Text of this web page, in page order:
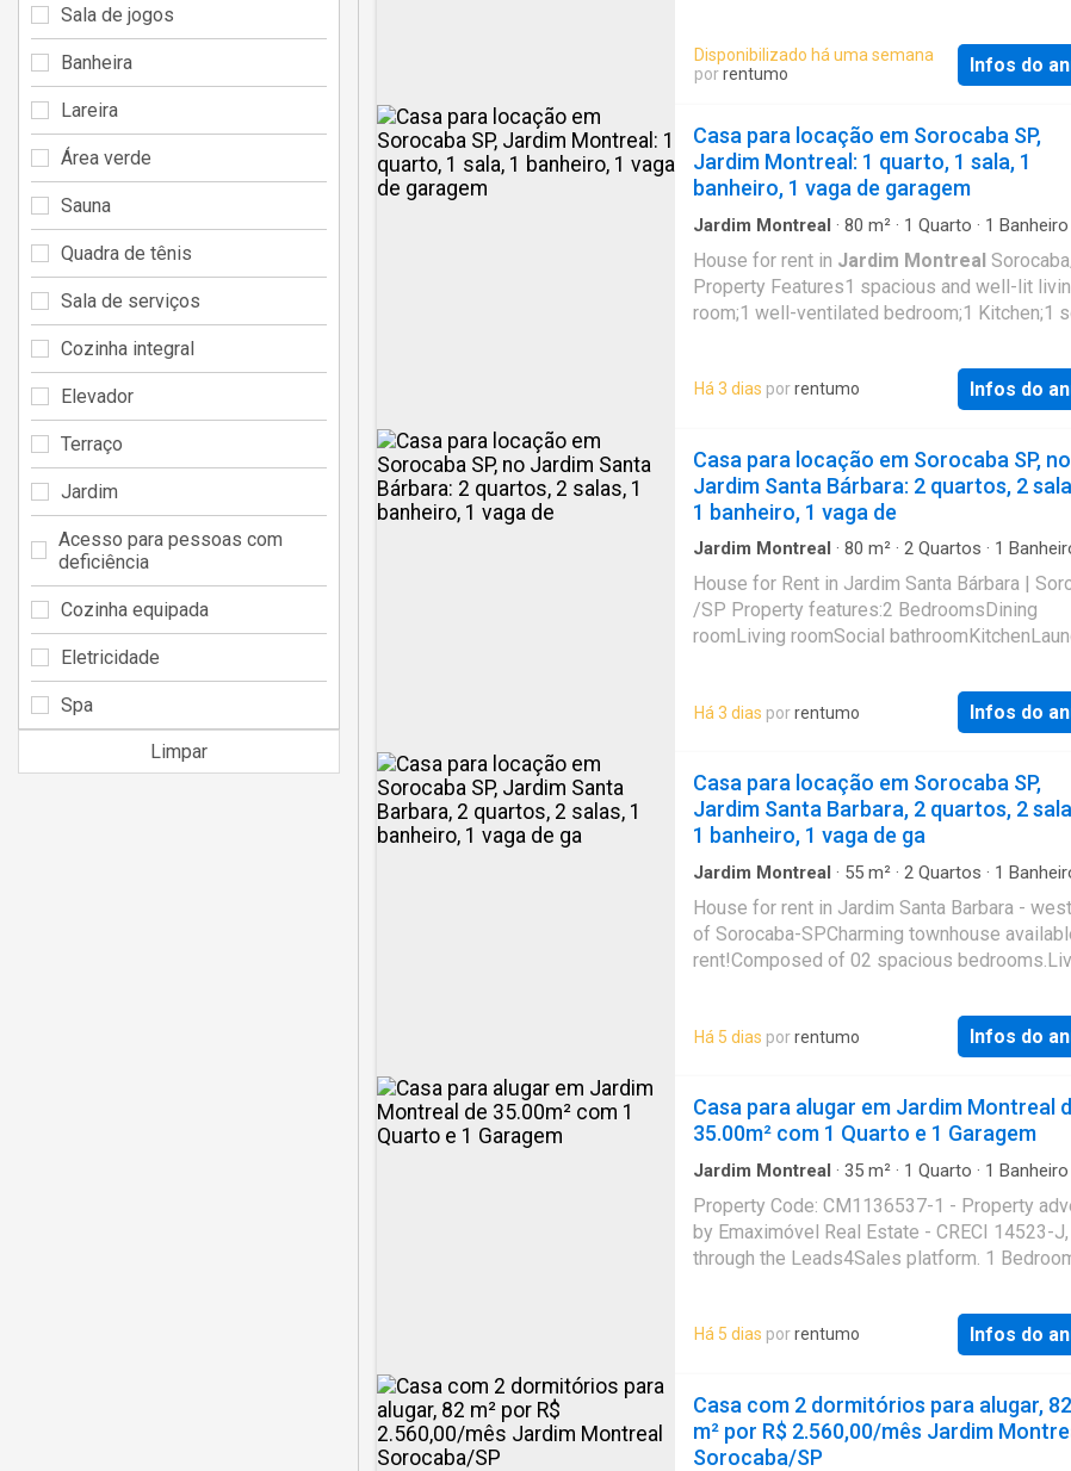
kitchen, lavatory, service area, and backyard.
Disponibilizado há uma semana
porrentumo Infos do
Casa para locação em Sorocaba SP,
Jardim Montreal: 1 quarto, 1 sala, 1
banheiro, 1 vaga de garagem
Jardim Montreal · 80 m² · 1 Quarto · 1 Banheiro
House for rent in Jardim Montreal
Property Features1 spacious and well-lit
room;1 well-ventilated bedroom;1 Kitchen;1
Há 3 dias porrentumo Infos do
Casa para locação em Sorocaba SP, no
Jardim Santa Bárbara: 2 quartos, 2
1 banheiro, 1 vaga de
Jardim Montreal · 80 m² · 2 Quartos · 1
Garagem
House for Rent in Jardim Santa Bárbara |
/SP Property features:2 BedroomsDining
roomLiving roomSocial
Há 3 dias porrentumo Infos do
Casa para locação em Sorocaba SP,
Jardim Santa Barbara, 2 quartos, 2
1 banheiro, 1 vaga de ga
Jardim Montreal · 55 m² · 2 Quartos · 1
Garagem
House for rent in Jardim Santa Barbara -
of Sorocaba-SPCharming townhouse
rent!Composed of 02 spacious
Há 5 dias porrentumo Infos do
Casa para alugar em Jardim Montreal
35.00m² com 1 Quarto e 1 Garagem
Jardim Montreal · 35 m² · 1 Quarto · 1 Banheiro
Property Code: CM1136537-1 - Property
by Emaximóvel Real Estate - CRECI 14523-J,
through the Leads4Sales platform. 1
laundry area 1 covered parking space Loca
Há 5 dias porrentumo Infos do
Casa com 2 dormitórios para alugar, 82
m² por R$ 2.560,00/mês Jardim
Sorocaba/SP
Sala de jogos
Banheira
Lareira
Área verde
Sauna
Quadra de tênis
Sala de serviços
Cozinha integral
Elevador
Terraço
Jardim
Acesso para pessoas com
deficiência
Cozinha equipada
Eletricidade
Spa
Limpar